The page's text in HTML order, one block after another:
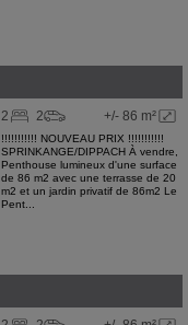
+/- 86 m²
2 2
!!!!!!!!!!! NOUVEAU PRIX !!!!!!!!!!!
SPRINKANGE/DIPPACH À vendre,
Penthouse lumineux d'une surface
de 86 m2 avec une terrasse de 20
m2 et un jardin privatif de 86m2 Le
Pent...